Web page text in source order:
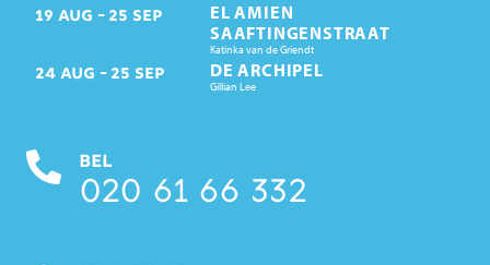
19 AUG 25 SEP
EL AMIEN
SAAFTINGENSTRAAT
Katinka van de Griendt
24 AUG 25 SEP DE ARCHIPEL
Gillian Lee
BEL
020 61 66 332